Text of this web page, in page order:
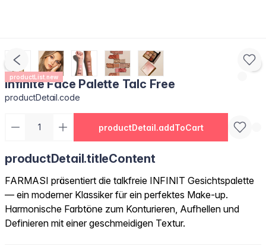
productList.new
Infinite Face Palette Talc Free
productDetail.code
productDetail.addToCart
productDetail.titleContent
FARMASI präsentiert die talkfreie INFINIT Gesichtspalette
— ein moderner Klassiker für ein perfektes Make-up.
Harmonische Farbtöne zum Konturieren, Aufhellen und
Definieren mit einer geschmeidigen Textur.